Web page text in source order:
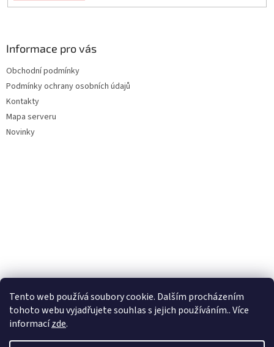
Tento web používá soubory cookie. Dalším procházením
tohoto webu vyjadřujete souhlas s jejich používáním.. Více
informacízde.
Informace pro vás
Obchodní podmínky
Podmínky ochrany osobních údajů
Kontakty
Mapa serveru
Novinky